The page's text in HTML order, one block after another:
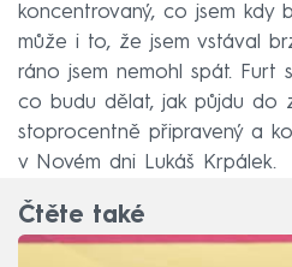
koncentrovaný, co jsem kdy
může i to, že jsem vstával
ráno jsem nemohl spát. Furt
co budu dělat, jak půjdu do
stoprocentně připravený a
v Novém dni Lukáš Krpálek.
Čtěte také